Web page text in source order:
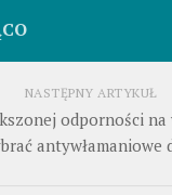
NASTĘPNY ARTYKUŁ
odporności na
antywłamaniowe